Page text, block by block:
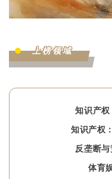
上榜领域
知识产权
知识产权
反垄断
体育